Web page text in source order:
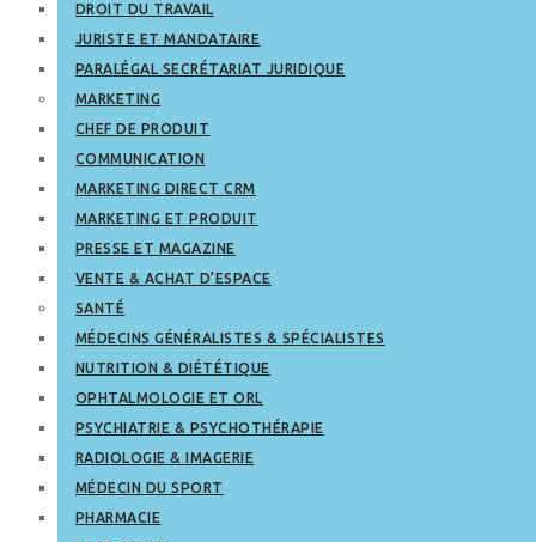
DROIT DU TRAVAIL
JURISTE ET MANDATAIRE
PARALÉGAL SECRÉTARIAT JURIDIQUE
MARKETING
CHEF DE PRODUIT
COMMUNICATION
MARKETING DIRECT CRM
MARKETING ET PRODUIT
PRESSE ET MAGAZINE
VENTE & ACHAT D’ESPACE
SANTÉ
MÉDECINS GÉNÉRALISTES & SPÉCIALISTES
NUTRITION & DIÉTÉTIQUE
OPHTALMOLOGIE ET ORL
PSYCHIATRIE & PSYCHOTHÉRAPIE
RADIOLOGIE & IMAGERIE
MÉDECIN DU SPORT
PHARMACIE